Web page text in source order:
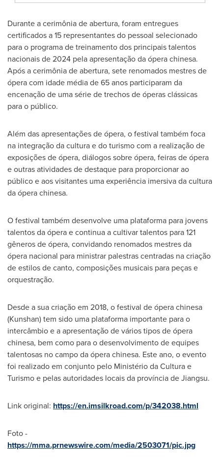
Durante a cerimônia de abertura, foram entregues
certificados a 15 representantes do pessoal selecionado
para o programa de treinamento dos principais talentos
nacionais de 2024 pela apresentação da ópera chinesa.
Após a cerimônia de abertura, sete renomados mestres de
ópera com idade média de 65 anos participaram da
encenação de uma série de trechos de óperas clássicas
para o público.
Além das apresentações de ópera, o festival também foca
na integração da cultura e do turismo com a realização de
exposições de ópera, diálogos sobre ópera, feiras de ópera
e outras atividades de destaque para proporcionar ao
público e aos visitantes uma experiência imersiva da cultura
da ópera chinesa.
O festival também desenvolve uma plataforma para jovens
talentos da ópera e continua a cultivar talentos para 121
gêneros de ópera, convidando renomados mestres da
ópera nacional para ministrar palestras centradas na criação
de estilos de canto, composições musicais para peças e
orquestração.
Desde a sua criação em 2018, o festival de ópera chinesa
(Kunshan) tem sido uma plataforma importante para o
intercâmbio e a apresentação de vários tipos de ópera
chinesa, bem como para o desenvolvimento de equipes
talentosas no campo da ópera chinesa. Este ano, o evento
foi realizado em conjunto pelo Ministério da Cultura e
Turismo e pelas autoridades locais da província de Jiangsu.
Link original: https://en.imsilkroad.com/p/342038.html
Foto -
https://mma.prnewswire.com/media/2503071/pic.jpg